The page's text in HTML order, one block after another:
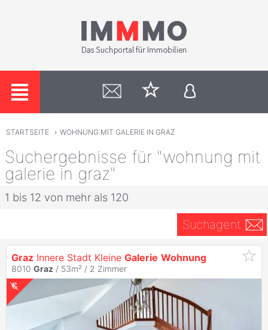
STARTSEITE › WOHNUNG MIT GALERIE IN GRAZ
Suchergebnisse für "wohnung mit
galerie in graz"
1 bis 12 von mehr als 120
Suchagent
Graz Innere Stadt Kleine Galerie Wohnung
8010 Graz / 53m² / 2 Zimmer